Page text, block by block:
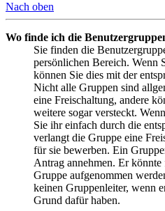
Nach oben
Wo finde ich die
Sie finden die
persönlichen Bereich. Wenn
können Sie dies mit der
Nicht alle Gruppen sind
eine Freischaltung, andere
weitere sogar versteckt.
Sie ihr einfach durch die
verlangt die Gruppe eine
für sie bewerben. Ein
Antrag annehmen. Er
Gruppe aufgenommen
keinen Gruppenleiter, wenn
Grund dafür haben.